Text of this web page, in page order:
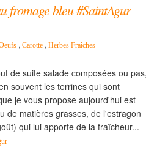
fromage bleu #SaintAgur
, Carotte , Herbes Fraîches
de suite salade composées ou pas,
souvent les terrines qui sont
je vous propose aujourd'hui est
de matières grasses, de l'estragon
qui lui apporte de la fraîcheur...